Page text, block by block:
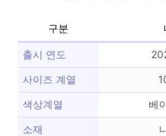
구분
출시 연도
사이즈 계열
색상계열 베
소재